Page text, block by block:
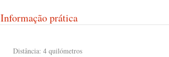
Informação prática
Distância: 4 quilómetros